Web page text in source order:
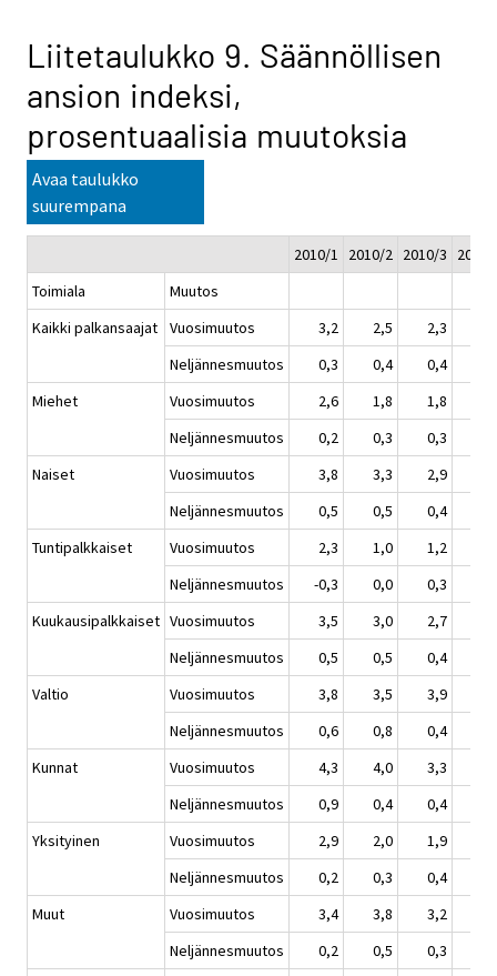
Liitetaulukko 9. Säännöllisen
ansion indeksi,
prosentuaalisia muutoksia
Avaa taulukko
suurempana
2010/1 2010/2 2010/3
2010/
Toimiala
Muutos
Kaikki palkansaajat
Vuosimuutos 3,2 2,5 2,3
Neljännesmuutos
0,3 0,4 0,4
Miehet
Vuosimuutos 2,6 1,8 1,8
Neljännesmuutos
0,2 0,3 0,3
Naiset
Vuosimuutos 3,8 3,3 2,9
Neljännesmuutos
0,5 0,5 0,4
Tuntipalkkaiset
Vuosimuutos 2,3 1,0 1,2
Neljännesmuutos
-0,3 0,0 0,3
Kuukausipalkkaiset Vuosimuutos 3,5 3,0 2,7
Neljännesmuutos
0,5 0,5 0,4
Valtio
Vuosimuutos 3,8 3,5 3,9
Neljännesmuutos
0,6 0,8 0,4
Kunnat
Vuosimuutos 4,3 4,0 3,3
Neljännesmuutos
0,9 0,4 0,4
Yksityinen
Vuosimuutos 2,9 2,0 1,9
Neljännesmuutos
0,2 0,3 0,4
Muut
Vuosimuutos 3,4 3,8 3,2
Neljännesmuutos
0,2 0,5 0,3